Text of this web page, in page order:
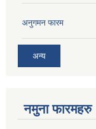
अनुगमन फारम
अन्य
नमुना फारमहरु